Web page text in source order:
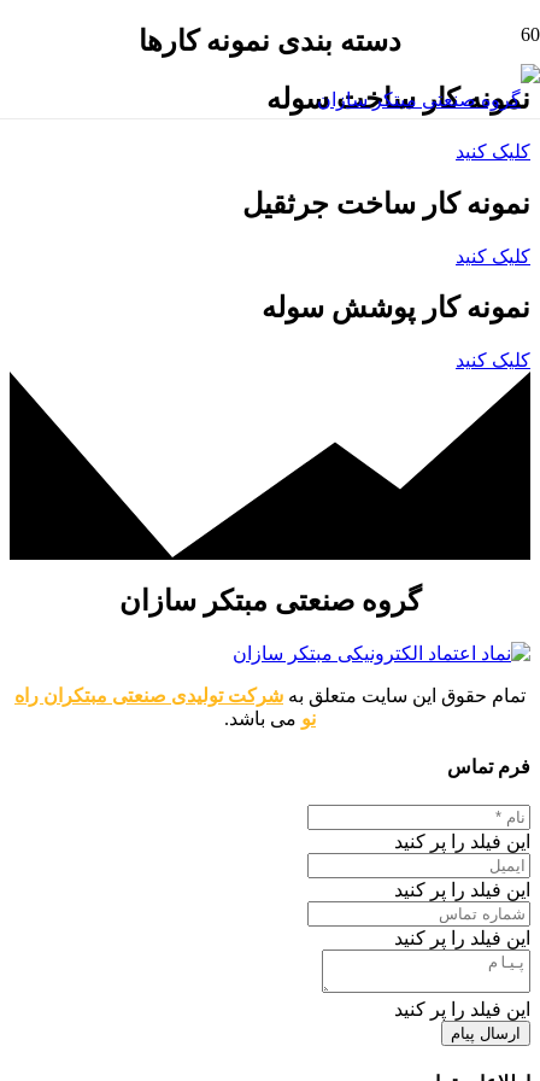
دسته بندی نمونه کارها
نمونه کار ساخت سوله
کلیک کنید
نمونه کار ساخت جرثقیل
کلیک کنید
نمونه کار پوشش سوله
کلیک کنید
گروه صنعتی مبتکر سازان
تمام حقوق این سایت متعلق به شرکت تولیدی صنعتی مبتکران راه
نو می باشد.
فرم تماس
این فیلد را پر کنید
این فیلد را پر کنید
این فیلد را پر کنید
این فیلد را پر کنید
ارسال پیام